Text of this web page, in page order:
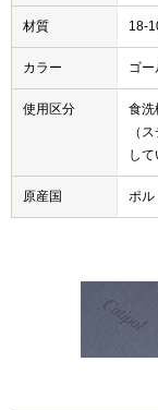
材質 18-
カラー ゴー
使用区分
食
（
して
原産国 ポル